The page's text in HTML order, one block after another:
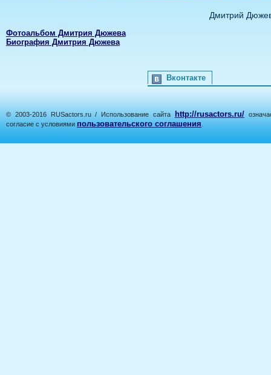
Дмитрий
Фотоальбом Дмитрия Дюжева
Биография Дмитрия Дюжева
Вконтакте
© 2003-2016 RUSactors.ru / Использование сайта http://rusactors.ru/
согласие с условиями пользовательского соглашения